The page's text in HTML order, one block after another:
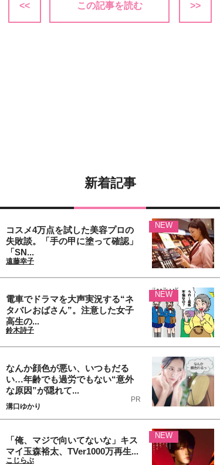
<< この記事を読む >>
新着記事
コスメ4万点を試した美容プロの
失敗談。「手の甲に塗って確認」
「SN...
遠藤幸子
NEW
電車でドラマを大声実況する“ネ
タバレおばさん”。注意した女子
高生の...
鈴木詩子
NEW
なんか顔色が悪い、いつもだる
い…年齢でも過労でもない“意外
な原因”が隠れて...
PR
溝口ゆかり
「俺、マジで向いてないな」キス
マイ玉森裕太、TVer1000万再生...
こじらぶ
NEW